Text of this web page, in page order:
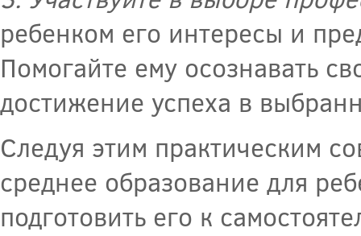
ребенком его интересы и
Помогайте ему осознавать
достижение успеха в
Следуя этим практическим
среднее образование для
подготовить его к